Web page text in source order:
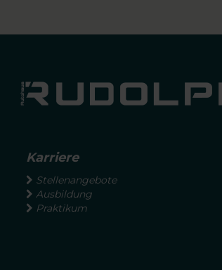
Karriere
Stellenangebote
Ausbildung
Praktikum